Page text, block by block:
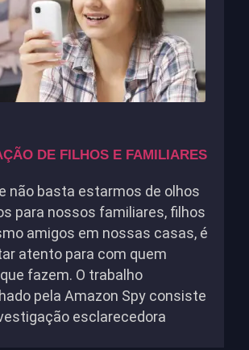
DE FILHOS E FAMILIARES
não basta estarmos de olhos
para nossos familiares, filhos
amigos em nossas casas, é
atento para com quem
fazem. O trabalho
pela Amazon Spy consiste
esclarecedora